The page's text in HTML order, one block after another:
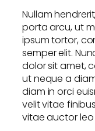
Nullam
porta arcu, ut
ipsum tortor,
semper elit.
dolor sit amet,
ut neque a
diam in orci
velit vitae
vitae auctor leo